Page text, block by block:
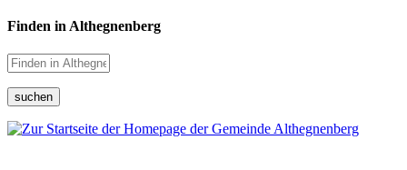
Finden in Althegnenberg
suchen